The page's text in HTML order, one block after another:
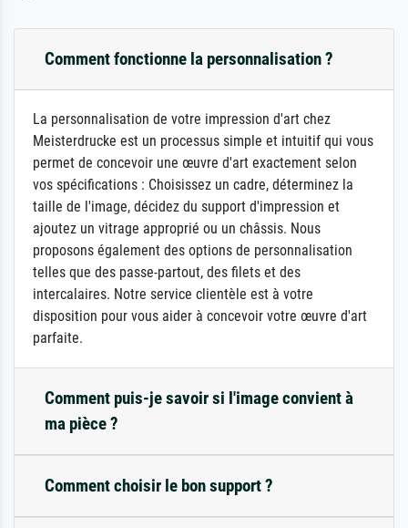
Comment fonctionne la personnalisation ?
La personnalisation de votre impression d'art chez
Meisterdrucke est un processus simple et intuitif qui vous
permet de concevoir une œuvre d'art exactement selon
vos spécifications : Choisissez un cadre, déterminez la
taille de l'image, décidez du support d'impression et
ajoutez un vitrage approprié ou un châssis. Nous
proposons également des options de personnalisation
telles que des passe-partout, des filets et des
intercalaires. Notre service clientèle est à votre
disposition pour vous aider à concevoir votre œuvre d'art
parfaite.
Comment puis-je savoir si l'image convient à
ma pièce ?
Comment choisir le bon support ?